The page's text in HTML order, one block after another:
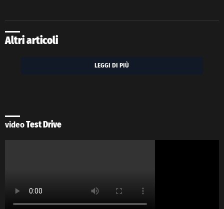
Altri articoli
LEGGI DI PIÙ
videoTest Drive